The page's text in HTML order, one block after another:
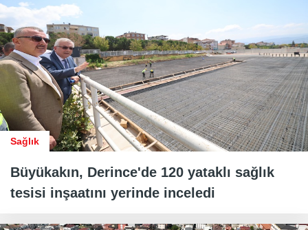
Sağlık
Büyükakın, Derince'de 120 yataklı sağlık
tesisi inşaatını yerinde inceledi